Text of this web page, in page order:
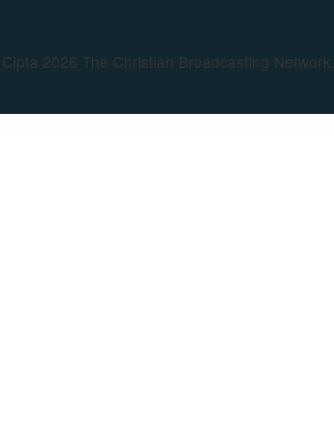
2026 The Christian Broadcasting Network.